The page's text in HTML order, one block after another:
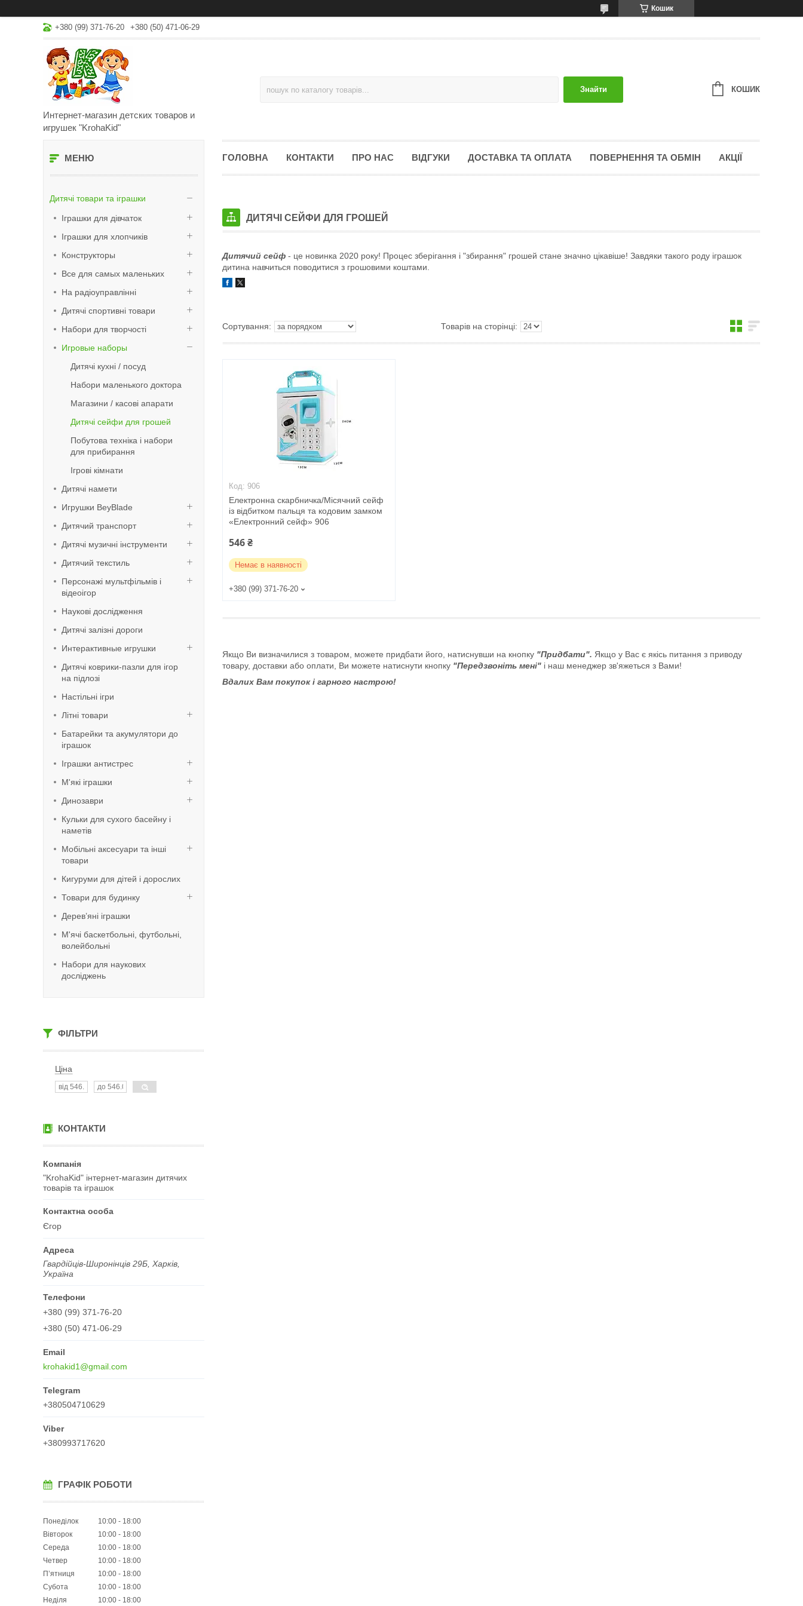
Кошик
+380 (99) 371-76-20 +380 (50) 471-06-29
Интернет-магазин детских товаров и
игрушек "KrohaKid"
Знайти КОШИК
Дитячі товари та іграшки
Іграшки для дівчаток
Іграшки для хлопчиків
Конструкторы
Все для самых маленьких
На радіоуправлінні
Дитячі спортивні товари
Набори для творчості
Игровые наборы
Дитячі кухні / посуд
Набори маленького доктора
Магазини / касові апарати
Дитячі сейфи для грошей
Побутова техніка і набори
для прибирання
Ігрові кімнати
Дитячі намети
Игрушки BeyBlade
Дитячий транспорт
Дитячі музичні інструменти
Дитячий текстиль
Персонажі мультфільмів і
відеоігор
Наукові дослідження
Дитячі залізні дороги
Интерактивные игрушки
Дитячі коврики-пазли для ігор
на підлозі
Настільні ігри
Літні товари
Батарейки та акумулятори до
іграшок
Іграшки антистрес
М'які іграшки
Динозаври
Кульки для сухого басейну і
наметів
Мобільні аксесуари та інші
товари
Кигуруми для дітей і дорослих
Товари для будинку
Дерев’яні іграшки
М'ячі баскетбольні, футбольні,
волейбольні
Набори для наукових
досліджень
ФІЛЬТРИ
Ціна
КОНТАКТИ
"KrohaKid" інтернет-магазин дитячих
товарів та іграшок
Єгор
Гвардійців-Широнінців 29Б, Харків,
Україна
+380 (99) 371-76-20
+380 (50) 471-06-29
krohakid1@gmail.com
+380504710629
+380993717620
ГРАФІК РОБОТИ
Понеділок 10:00
18:00
Вівторок
10:00
18:00
Середа
10:00
18:00
Четвер
10:00
18:00
Пʼятниця
10:00
18:00
Субота
10:00
18:00
Неділя
10:00 18:00
ГОЛОВНА КОНТАКТИ ПРО НАС ВІДГУКИ ДОСТАВКА ТА ОПЛАТА ПОВЕРНЕННЯ ТА ОБМІН АКЦІЇ
ДИТЯЧІ СЕЙФИ ДЛЯ ГРОШЕЙ
Дитячий сейф - це новинка 2020 року! Процес зберігання і "збирання" грошей стане значно цікавіше! Завдяки такого роду іграшок
дитина навчиться поводитися з грошовими коштами.
906
Електронна скарбничка/Місячний сейф
із відбитком пальця та кодовим замком
«Електронний сейф» 906
546 ₴
Немає в наявності
+380 (99) 371-76-20
Якщо Ви визначилися з товаром, можете придбати його, натиснувши на кнопку "Придбати". Якщо у Вас є якісь питання з приводу
товару, доставки або оплати, Ви можете натиснути кнопку "Передзвоніть мені" і наш менеджер зв'яжеться з Вами!
Вдалих Вам покупок і гарного настрою!